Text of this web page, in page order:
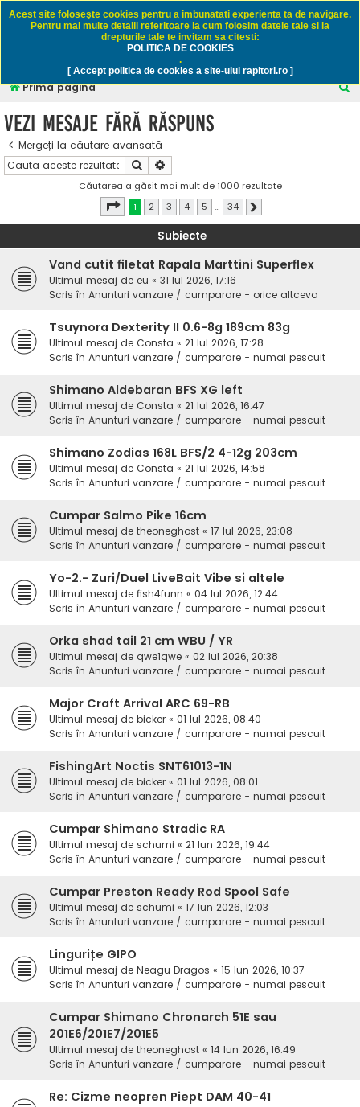
Rapitori.ro - Pescuit sportiv
Prima pagină
C
Vezi mesaje fără răspuns
Mergeți la căutare avansată
Căutare
Căutarea a găsit mai mult de 1000 rezultate
Pagina
din 34
1 2 3 4 5 … 34
Subiecte
Vand cutit filetat Rapala Marttini Superflex
Ultimul mesaj de eu « 31 Iul 2026, 17:16
Scris în Anunturi vanzare / cumparare - orice altceva
Tsuynora Dexterity II 0.6-8g 189cm 83g
Ultimul mesaj de Consta « 21 Iul 2026, 17:28
Scris în Anunturi vanzare / cumparare - numai pescuit
Shimano Aldebaran BFS XG left
Ultimul mesaj de Consta « 21 Iul 2026, 16:47
Scris în Anunturi vanzare / cumparare - numai pescuit
Shimano Zodias 168L BFS/2 4-12g 203cm
Ultimul mesaj de Consta « 21 Iul 2026, 14:58
Scris în Anunturi vanzare / cumparare - numai pescuit
Cumpar Salmo Pike 16cm
Ultimul mesaj de theoneghost « 17 Iul 2026, 23:08
Scris în Anunturi vanzare / cumparare - numai pescuit
Yo-2.- Zuri/Duel LiveBait Vibe si altele
Ultimul mesaj de fish4funn « 04 Iul 2026, 12:44
Scris în Anunturi vanzare / cumparare - numai pescuit
Orka shad tail 21 cm WBU / YR
Ultimul mesaj de qwe1qwe « 02 Iul 2026, 20:38
Scris în Anunturi vanzare / cumparare - numai pescuit
Major Craft Arrival ARC 69-RB
Ultimul mesaj de bicker « 01 Iul 2026, 08:40
Scris în Anunturi vanzare / cumparare - numai pescuit
FishingArt Noctis SNT61013-1N
Ultimul mesaj de bicker « 01 Iul 2026, 08:01
Scris în Anunturi vanzare / cumparare - numai pescuit
Cumpar Shimano Stradic RA
Ultimul mesaj de schumi « 21 Iun 2026, 19:44
Scris în Anunturi vanzare / cumparare - numai pescuit
Cumpar Preston Ready Rod Spool Safe
Ultimul mesaj de schumi « 17 Iun 2026, 12:03
Scris în Anunturi vanzare / cumparare - numai pescuit
Lingurițe GIPO
Ultimul mesaj de Neagu Dragos « 15 Iun 2026, 10:37
Scris în Anunturi vanzare / cumparare - numai pescuit
Cumpar Shimano Chronarch 51E sau
201E6/201E7/201E5
Ultimul mesaj de theoneghost « 14 Iun 2026, 16:49
Scris în Anunturi vanzare / cumparare - numai pescuit
Re: Cizme neopren Piept DAM 40-41
Acest site foloseşte cookies pentru a imbunatati experienta ta de navigare.
Pentru mai multe detalii referitoare la cum folosim datele tale si la
drepturile tale te invitam sa citesti:
POLITICA DE COOKIES
.
[ Accept politica de cookies a site-ului rapitori.ro ]